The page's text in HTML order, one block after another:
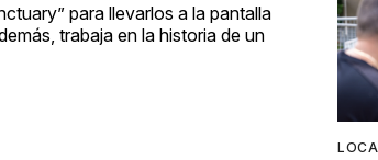
para llevarlos a la pantalla
trabaja en la historia de un